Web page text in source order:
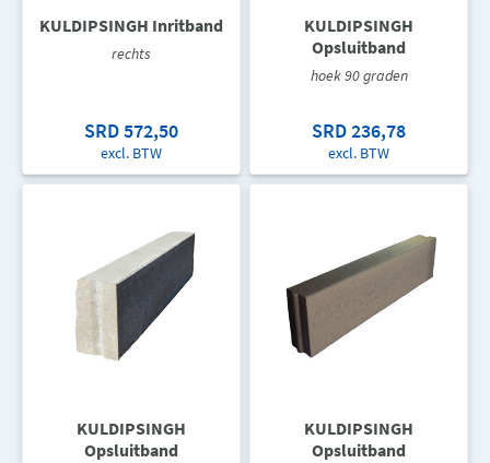
KULDIPSINGH Inritband
rechts
SRD 572,50
excl. BTW
KULDIPSINGH
Opsluitband
hoek 90 graden
SRD 236,78
excl. BTW
KULDIPSINGH
Opsluitband
KULDIPSINGH
Opsluitband